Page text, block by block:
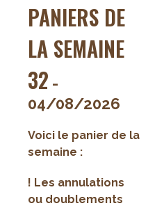
PANIERS DE
LA SEMAINE
32 -
04/08/2026
Voici le panier de la
semaine :
! Les annulations
ou doublements